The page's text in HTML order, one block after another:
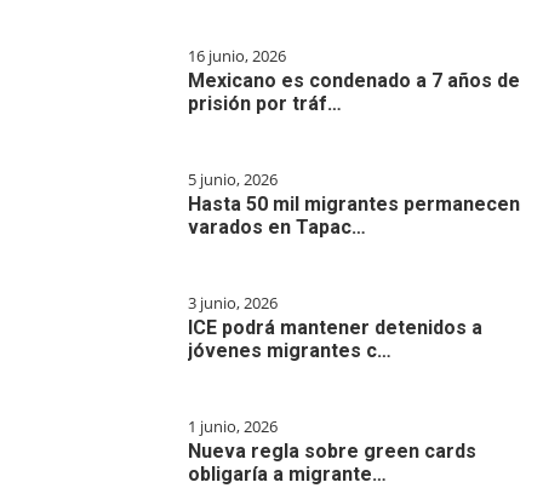
16 junio, 2026
Mexicano es condenado a 7 años de
prisión por tráf…
5 junio, 2026
Hasta 50 mil migrantes permanecen
varados en Tapac…
3 junio, 2026
ICE podrá mantener detenidos a
jóvenes migrantes c…
1 junio, 2026
Nueva regla sobre green cards
obligaría a migrante…